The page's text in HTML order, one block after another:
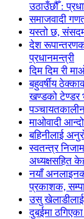
उठाउँछौँ :
समाजवादी
यस्तो छ,
देश
प्रधानमन्त्री
दिम दिम री
बहुवर्षीय
खण्डको टेण्डर
माओवादी
बहिनीलाई
स्वतन्त्र
अध्यक्षसहित
नयाँ
प्रकाशक,
उसु खेलाडीलाई
दुबईमा ठगिएका